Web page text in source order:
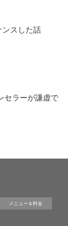
ンスした話
セラーが謙虚で
メニュー＆料金